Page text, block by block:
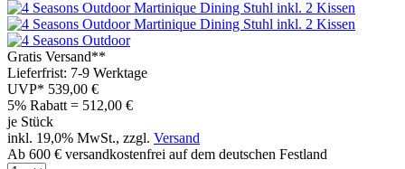
Gratis Versand**
Lieferfrist: 7-9 Werktage
UVP* 539,00 €
5% Rabatt = 512,00 €
je Stück
inkl. 19,0% MwSt., zzgl. Versand
Ab 600 € versandkostenfrei auf dem deutschen Festland